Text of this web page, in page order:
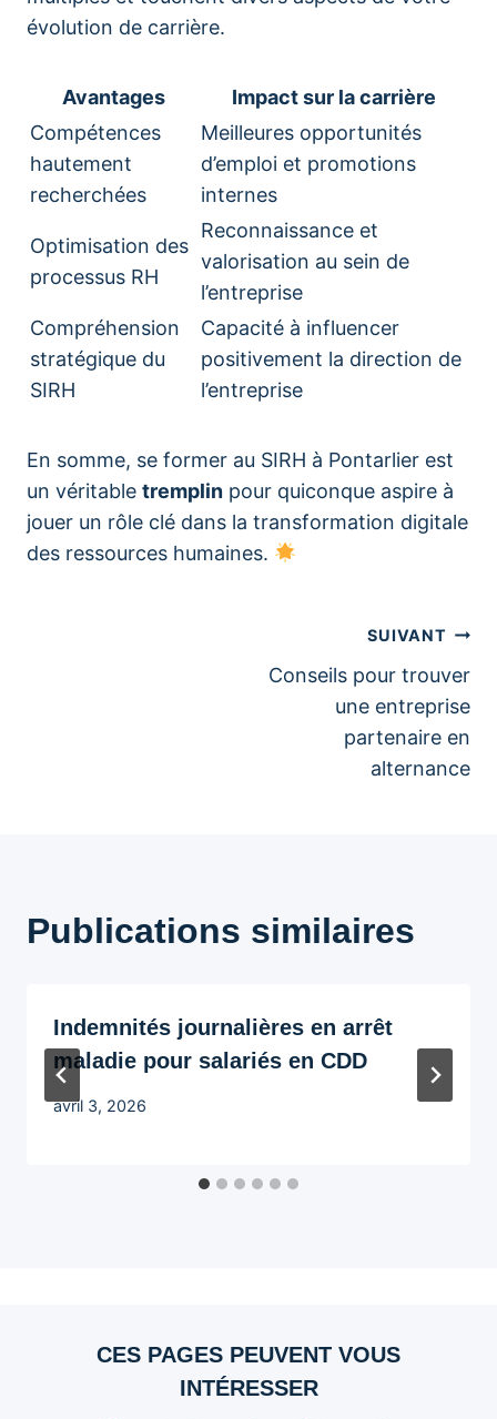
évolution de carrière.
Avantages
Impact sur la carrière
Compétences
hautement
recherchées
Meilleures opportunités
d’emploi et promotions
internes
Optimisation des
processus RH
Reconnaissance et
valorisation au sein de
l’entreprise
Compréhension
stratégique du
SIRH
Capacité à influencer
positivement la direction de
l’entreprise
En somme, se former au SIRH à Pontarlier est
un véritable tremplin pour quiconque aspire à
jouer un rôle clé dans la transformation digitale
des ressources humaines.
SUIVANT
Conseils pour trouver
une entreprise
partenaire en
alternance
Publications similaires
Indemnités journalières en arrêt
maladie pour salariés en CDD
avril 3, 2026
CES PAGES PEUVENT VOUS
INTÉRESSER